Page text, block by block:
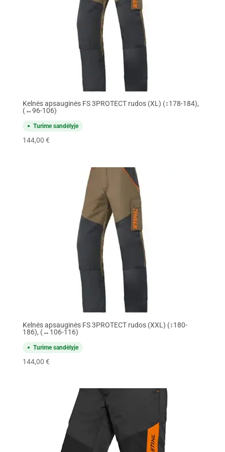
Kelnės apsauginės FS 3PROTECT rudos (XL) (↕178-184),
(↔96-106)
Turime sandėlyje
144,00 €
Kelnės apsauginės FS 3PROTECT rudos (XXL) (↕180-
186), (↔106-116)
Turime sandėlyje
144,00 €